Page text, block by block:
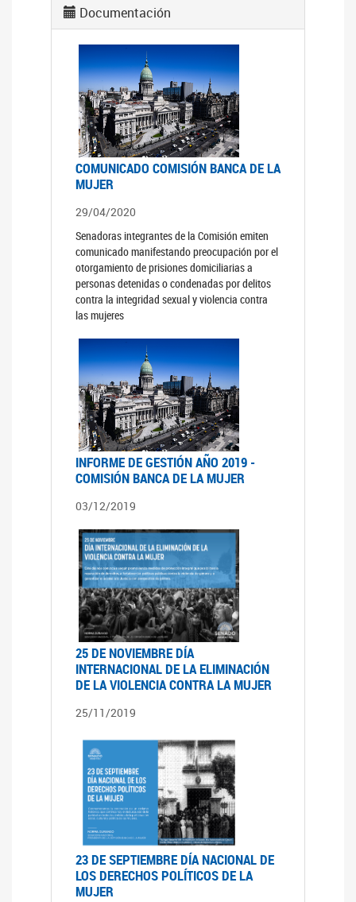
Documentación
COMUNICADO COMISIÓN BANCA DE LA
MUJER
29/04/2020
Senadoras integrantes de la Comisión emiten
comunicado manifestando preocupación por el
otorgamiento de prisiones domiciliarias a
personas detenidas o condenadas por delitos
contra la integridad sexual y violencia contra
las mujeres
INFORME DE GESTIÓN AÑO 2019 -
COMISIÓN BANCA DE LA MUJER
03/12/2019
25 DE NOVIEMBRE DÍA
INTERNACIONAL DE LA ELIMINACIÓN
DE LA VIOLENCIA CONTRA LA MUJER
25/11/2019
23 DE SEPTIEMBRE DÍA NACIONAL DE
LOS DERECHOS POLÍTICOS DE LA
MUJER